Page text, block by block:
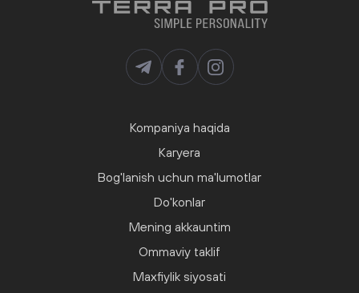
Kompaniya haqida
Karyera
Bog'lanish uchun ma'lumotlar
Do'konlar
Mening akkauntim
Ommaviy taklif
Maxfiylik siyosati